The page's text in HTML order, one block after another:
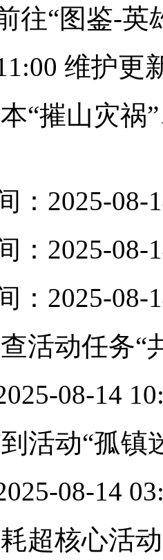
往“图鉴-英
维护更
“摧山灾祸
：2025-08-
：2025-08-
：2025-08-
活动任务“
08-14
活动“孤镇
08-14
超核心活